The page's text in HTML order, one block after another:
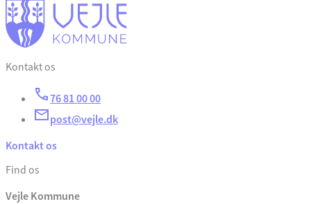
Kontakt os
76 81 00 00
post@vejle.dk
Kontakt os
Find os
Vejle Kommune